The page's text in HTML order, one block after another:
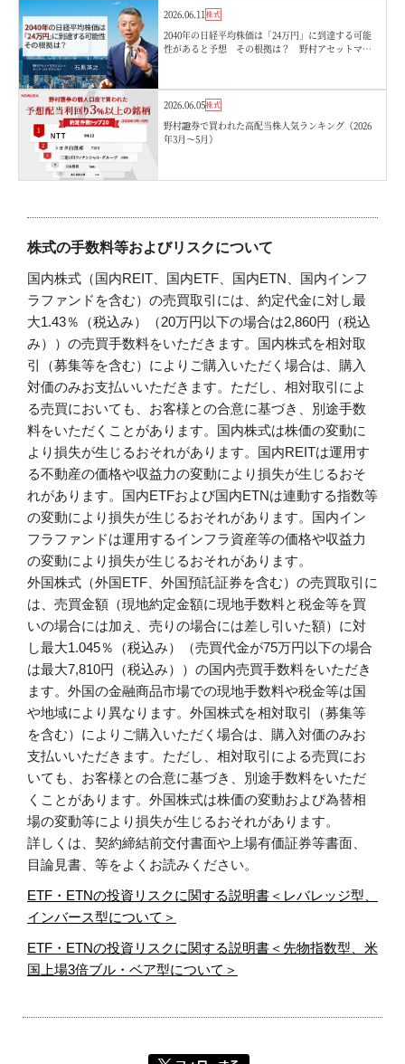
2026.06.11株式
2040年の日経平均株価は「24万円」に到達する可能
性があると予想 その根拠は？ 野村アセットマネ
2026.06.05株式
野村證券で買われた高配当株人気ランキング（2026
年3月〜5月）
株式の手数料等およびリスクについて
国内株式（国内REIT、国内ETF、国内ETN、国内インフ
ラファンドを含む）の売買取引には、約定代金に対し最
大1.43％（税込み）（20万円以下の場合は2,860円（税込
み））の売買手数料をいただきます。国内株式を相対取
引（募集等を含む）によりご購入いただく場合は、購入
対価のみお支払いいただきます。ただし、相対取引によ
る売買においても、お客様との合意に基づき、別途手数
料をいただくことがあります。国内株式は株価の変動に
より損失が生じるおそれがあります。国内REITは運用す
る不動産の価格や収益力の変動により損失が生じるおそ
れがあります。国内ETFおよび国内ETNは連動する指数等
の変動により損失が生じるおそれがあります。国内イン
フラファンドは運用するインフラ資産等の価格や収益力
の変動により損失が生じるおそれがあります。
外国株式（外国ETF、外国預託証券を含む）の売買取引に
は、売買金額（現地約定金額に現地手数料と税金等を買
いの場合には加え、売りの場合には差し引いた額）に対
し最大1.045％（税込み）（売買代金が75万円以下の場合
は最大7,810円（税込み））の国内売買手数料をいただき
ます。外国の金融商品市場での現地手数料や税金等は国
や地域により異なります。外国株式を相対取引（募集等
を含む）によりご購入いただく場合は、購入対価のみお
支払いいただきます。ただし、相対取引による売買にお
いても、お客様との合意に基づき、別途手数料をいただ
くことがあります。外国株式は株価の変動および為替相
場の変動等により損失が生じるおそれがあります。
詳しくは、契約締結前交付書面や上場有価証券等書面、
目論見書、等をよくお読みください。
ETF・ETNの投資リスクに関する説明書＜レバレッジ型、
インバース型について＞
ETF・ETNの投資リスクに関する説明書＜先物指数型、米
国上場3倍ブル・ベア型について＞